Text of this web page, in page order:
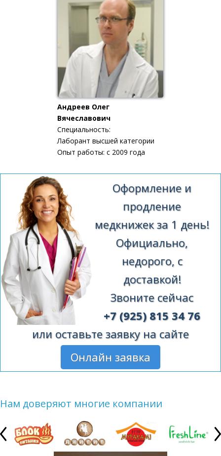
Андреев Олег
Вячеславович
Специальность:
Лаборант высшей категории
Опыт работы: с 2009 года
Оформление и
продление
медкнижек за 1 день!
Официально,
недорого, с
доставкой!
Звоните сейчас
+7 (925) 815 34 76
или оставьте заявку на сайте
Онлайн заявка
Нам доверяют многие компании